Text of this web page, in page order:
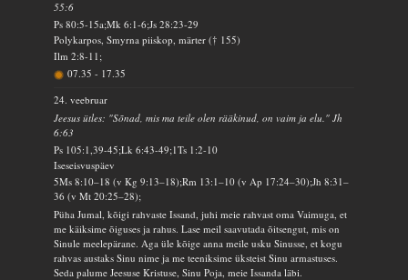
55:6
Ps 80:5-15a;Mk 6:1-6;Js 28:23-29
Polykarpos, Smyrna piiskop, märter († 155)
Ilm 2:8-11;
07.35 - 17.35
24. veebruar
Jeesus ütles: "Sõnad, mis ma teile olen rääkinud, on vaim ja elu." Jh
6:63
Ps 105:1,39-45;Lk 6:43-49;1Ts 1:2-10
Iseseisvuspäev
5Ms 8:10–18 (v Kg 9:13–18);Rm 13:1–10 (v Ap 17:24–30);Jh 8:31–
36 (v Mt 20:25–28);
Püha Jumal, kõigi rahvaste Issand, juhi meie rahvast oma Vaimuga, et
me käiksime õiguses ja rahus. Lase meil saavutada õitsengut, mis on
Sinule meelepärane. Aga üle kõige anna meile usku Sinusse, et kogu
rahvas austaks Sinu nime ja me teeniksime üksteist Sinu armastuses.
Seda palume Jeesuse Kristuse, Sinu Poja, meie Issanda läbi.